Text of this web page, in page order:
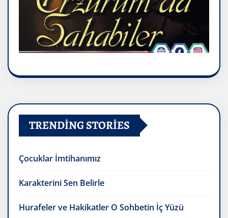
TRENDING STORIES
Çocuklar İmtihanımız
Karakterini Sen Belirle
Hurafeler ve Hakikatler O Sohbetin İç Yüzü